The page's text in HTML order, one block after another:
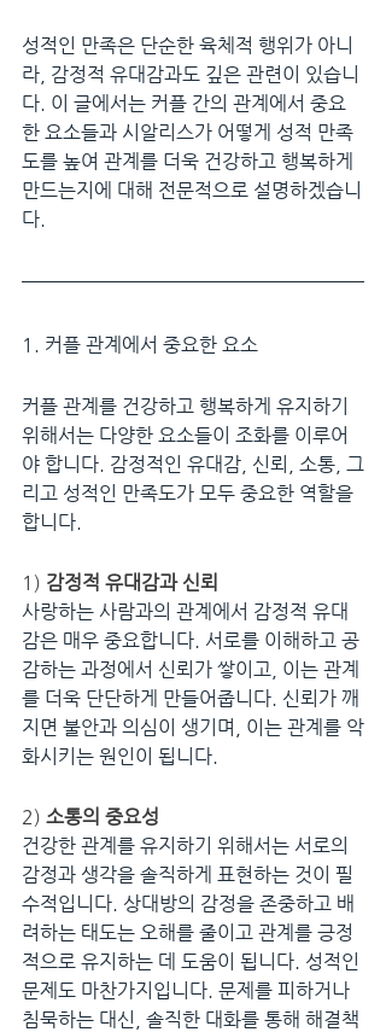
성적인 만족은 단순한 육체적 행위가 아니
라, 감정적 유대감과도 깊은 관련이 있습니
다. 이 글에서는 커플 간의 관계에서 중요
한 요소들과 시알리스가 어떻게 성적 만족
도를 높여 관계를 더욱 건강하고 행복하게
만드는지에 대해 전문적으로 설명하겠습니
다.
1. 커플 관계에서 중요한 요소
커플 관계를 건강하고 행복하게 유지하기
위해서는 다양한 요소들이 조화를 이루어
야 합니다. 감정적인 유대감, 신뢰, 소통, 그
리고 성적인 만족도가 모두 중요한 역할을
합니다.
1) 감정적 유대감과 신뢰
사랑하는 사람과의 관계에서 감정적 유대
감은 매우 중요합니다. 서로를 이해하고 공
감하는 과정에서 신뢰가 쌓이고, 이는 관계
를 더욱 단단하게 만들어줍니다. 신뢰가 깨
지면 불안과 의심이 생기며, 이는 관계를 악
화시키는 원인이 됩니다.
2) 소통의 중요성
건강한 관계를 유지하기 위해서는 서로의
감정과 생각을 솔직하게 표현하는 것이 필
수적입니다. 상대방의 감정을 존중하고 배
려하는 태도는 오해를 줄이고 관계를 긍정
적으로 유지하는 데 도움이 됩니다. 성적인
문제도 마찬가지입니다. 문제를 피하거나
침묵하는 대신, 솔직한 대화를 통해 해결책